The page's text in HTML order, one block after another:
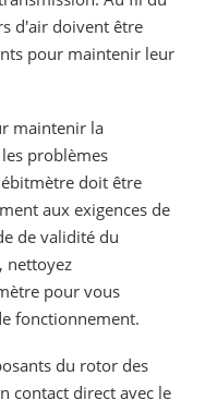
d'air doivent être
pour maintenir leur
maintenir la
problèmes
doit être
aux exigences de
de validité du
nettoyez
pour vous
fonctionnement.
du rotor des
contact direct avec le